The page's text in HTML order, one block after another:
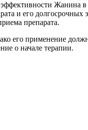
Жанина в
и его долгосрочных
препарата.
его применение
о начале терапии.